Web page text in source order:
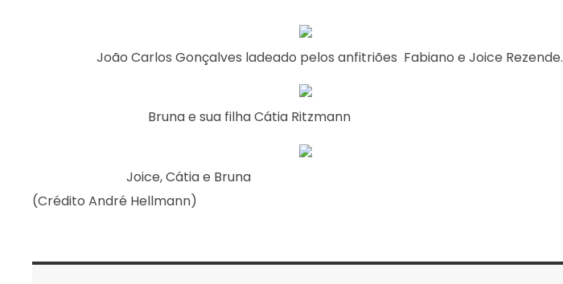
João Carlos Gonçalves ladeado pelos anfitriões Fabiano e Joice Rezende.
Bruna e sua filha Cátia Ritzmann
Joice, Cátia e Bruna
(Crédito André Hellmann)